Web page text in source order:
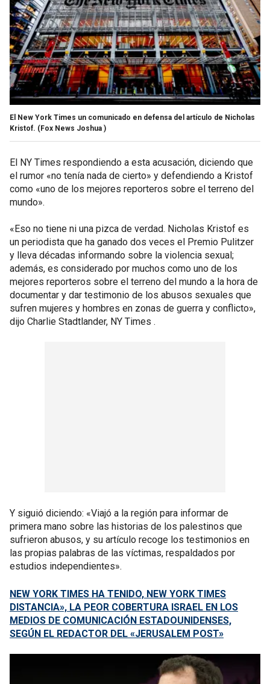
El New York Times un comunicado en defensa del artículo de Nicholas
Kristof. (Fox News Joshua )
El NY Times respondiendo a esta acusación, diciendo que
el rumor «no tenía nada de cierto» y defendiendo a Kristof
como «uno de los mejores reporteros sobre el terreno del
mundo».
«Eso no tiene ni una pizca de verdad. Nicholas Kristof es
un periodista que ha ganado dos veces el Premio Pulitzer
y lleva décadas informando sobre la violencia sexual;
además, es considerado por muchos como uno de los
mejores reporteros sobre el terreno del mundo a la hora de
documentar y dar testimonio de los abusos sexuales que
sufren mujeres y hombres en zonas de guerra y conflicto»,
dijo Charlie Stadtlander, NY Times .
Y siguió diciendo: «Viajó a la región para informar de
primera mano sobre las historias de los palestinos que
sufrieron abusos, y su artículo recoge los testimonios en
las propias palabras de las víctimas, respaldados por
estudios independientes».
NEW YORK TIMES HA TENIDO, NEW YORK TIMES
DISTANCIA», LA PEOR COBERTURA ISRAEL EN LOS
MEDIOS DE COMUNICACIÓN ESTADOUNIDENSES,
SEGÚN EL REDACTOR DEL «JERUSALEM POST»